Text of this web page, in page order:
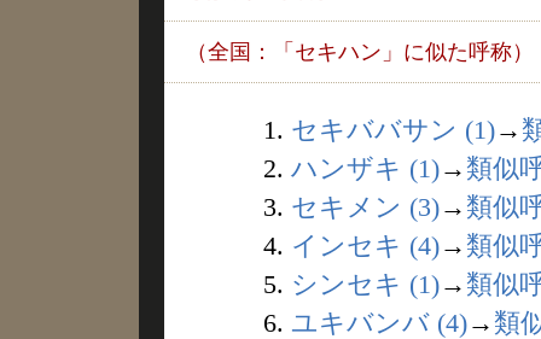
（全国：「セキハン」に似た呼称）
1. セキババサン (1)→
2. ハンザキ (1)→ 類似
3. セキメン (3)→ 類似
4. インセキ (4)→ 類似
5. シンセキ (1)→ 類似
6. ユキバンバ (4)→ 類